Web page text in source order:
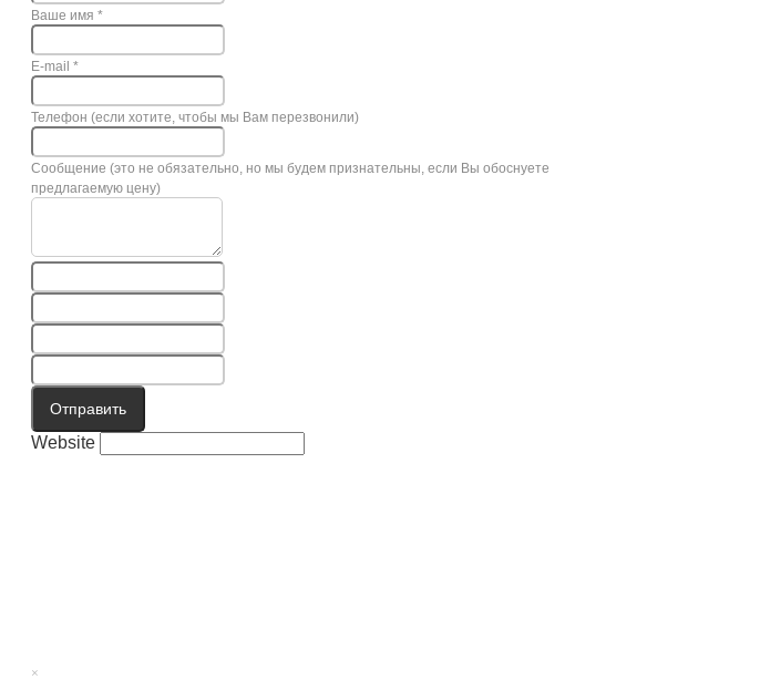
Ваше имя *
E-mail *
Телефон (если хотите, чтобы мы Вам перезвонили)
Сообщение (это не обязательно, но мы будем признательны, если Вы обоснуете
предлагаемую цену)
Отправить
Website
×